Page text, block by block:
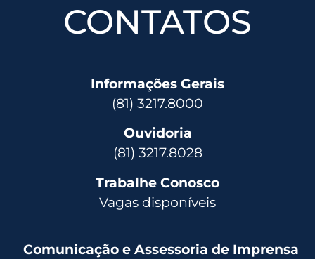
CONTATOS
Informações Gerais
(81) 3217.8000
Ouvidoria
(81) 3217.8028
Trabalhe Conosco
Vagas disponíveis
Comunicação e Assessoria de Imprensa